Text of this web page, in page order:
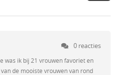
0 reacties
was ik bij 21 vrouwen favoriet en
de mooiste vrouwen van rond